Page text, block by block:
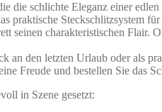
die schlichte Eleganz einer
praktische
seinen charakteristischen
den letzten Urlaub oder als
Freude und bestellen Sie das
in Szene gesetzt: